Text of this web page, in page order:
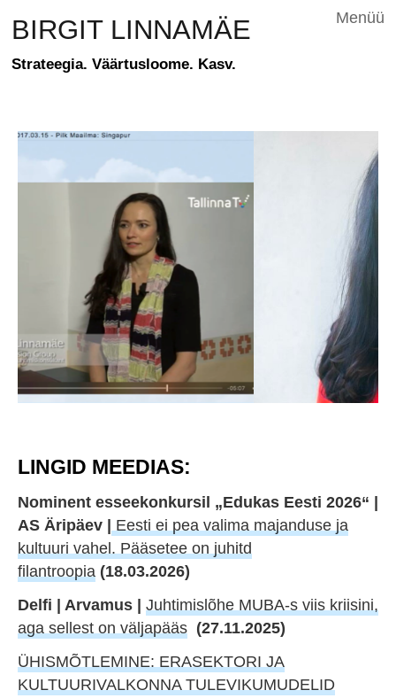
BIRGIT LINNAMÄE
Strateegia. Väärtusloome. Kasv.
Menüü
LINGID MEEDIAS:
Nominent esseekonkursil „Edukas Eesti 2026“ |
AS Äripäev |
Eesti ei pea valima majanduse ja
kultuuri vahel. Pääsetee on juhitd
filantroopia (18.03.2026)
Delfi | Arvamus | Juhtimislõhe MUBA-s viis kriisini,
aga sellest on väljapääs (27.11.2025)
ÜHISMÕTLEMINE: ERASEKTORI JA
KULTUURIVALKONNA TULEVIKUMUDELID